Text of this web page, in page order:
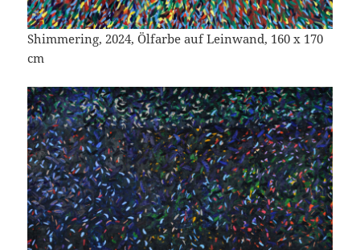
Shimmering, 2024, Ölfarbe auf Leinwand, 160 x 170
cm